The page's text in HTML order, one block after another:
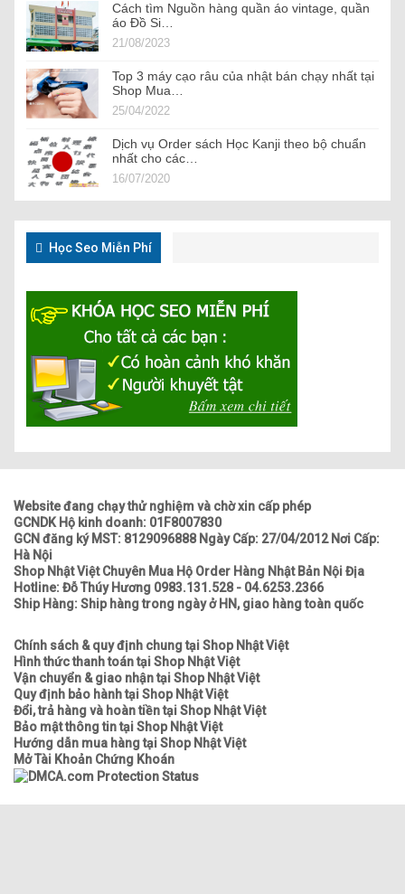
Cách tìm Nguồn hàng quần áo vintage, quần
áo Đồ Si…
21/08/2023
Top 3 máy cạo râu của nhật bán chạy nhất tại
Shop Mua…
25/04/2022
Dịch vụ Order sách Học Kanji theo bộ chuẩn
nhất cho các…
16/07/2020
Học Seo Miễn Phí
Website đang chạy thử nghiệm và chờ xin cấp phép
GCNDK Hộ kinh doanh: 01F8007830
GCN đăng ký MST: 8129096888 Ngày Cấp: 27/04/2012 Nơi Cấp:
Hà Nội
Shop Nhật Việt Chuyên Mua Hộ Order Hàng Nhật Bản Nội Địa
Hotline: Đỗ Thúy Hương 0983.131.528 - 04.6253.2366
Ship Hàng: Ship hàng trong ngày ở HN, giao hàng toàn quốc
Chính sách & quy định chung tại Shop Nhật Việt
Hình thức thanh toán tại Shop Nhật Việt
Vận chuyển & giao nhận tại Shop Nhật Việt
Quy định bảo hành tại Shop Nhật Việt
Đổi, trả hàng và hoàn tiền tại Shop Nhật Việt
Bảo mật thông tin tại Shop Nhật Việt
Hướng dẫn mua hàng tại Shop Nhật Việt
Mở Tài Khoản Chứng Khoán